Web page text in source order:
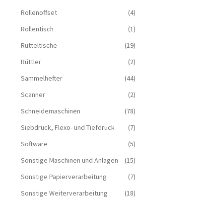
Rollenoffset
(4)
Rollentisch
(1)
Rütteltische
(19)
Rüttler
(2)
Sammelhefter
(44)
Scanner
(2)
Schneidemaschinen
(78)
Siebdruck, Flexo- und Tiefdruck
(7)
Software
(5)
Sonstige Maschinen und Anlagen
(15)
Sonstige Papierverarbeitung
(7)
Sonstige Weiterverarbeitung
(18)